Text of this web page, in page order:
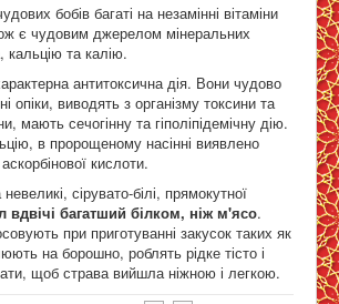
бобів багаті на незамінні вітаміни
є чудовим джерелом мінеральних
кальцію та калію.
антитоксична дія. Вони чудово
опіки, виводять з організму токсини та
мають сечогінну та гіполіпідемічну дію.
в пророщеному насінні виявлено
кислоти.
сірувато-білі, прямокутної
вдвічі багатший білком, ніж м'ясо.
при приготуванні закусок таких як
на борошно, роблять рідке тісто і
щоб страва вийшла ніжною і легкою.